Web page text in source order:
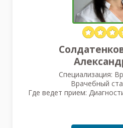
Специализация:
Врачебный
Где ведет прием: